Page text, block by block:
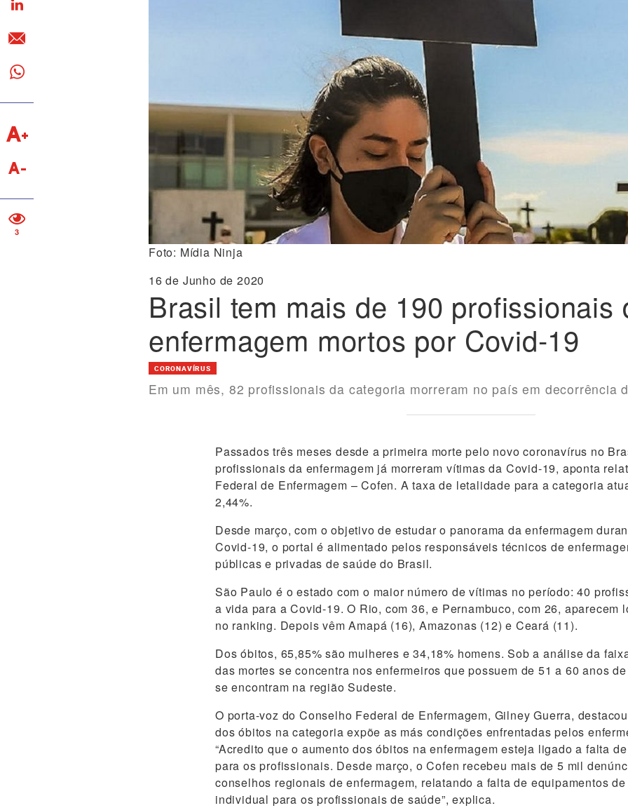
3
Foto: Mídia Ninja
16 de Junho de 2020
Brasil tem mais de 190 profissionais
enfermagem mortos por Covid-19
CORONAVÍRUS
Em um mês, 82 profissionais da categoria morreram no país em decorrência
Passados três meses desde a primeira morte pelo novo coronavírus no
profissionais da enfermagem já morreram vítimas da Covid-19, aponta
Federal de Enfermagem – Cofen. A taxa de letalidade para a categoria
2,44%.
Desde março, com o objetivo de estudar o panorama da enfermagem
Covid-19, o portal é alimentado pelos responsáveis técnicos de
públicas e privadas de saúde do Brasil.
São Paulo é o estado com o maior número de vítimas no período: 40
a vida para a Covid-19. O Rio, com 36, e Pernambuco, com 26, aparecem
no ranking. Depois vêm Amapá (16), Amazonas (12) e Ceará (11).
Dos óbitos, 65,85% são mulheres e 34,18% homens. Sob a análise da
das mortes se concentra nos enfermeiros que possuem de 51 a 60 anos
se encontram na região Sudeste.
O porta-voz do Conselho Federal de Enfermagem, Gilney Guerra,
dos óbitos na categoria expõe as más condições enfrentadas pelos
“Acredito que o aumento dos óbitos na enfermagem esteja ligado a falta
para os profissionais. Desde março, o Cofen recebeu mais de 5 mil
conselhos regionais de enfermagem, relatando a falta de equipamentos
individual para os profissionais de saúde”, explica.